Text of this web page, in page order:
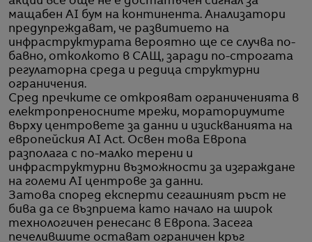
мащабен AI бум на континента. Анализатори
предупреждават, че развитието на
инфраструктурата вероятно ще се случва по-
бавно, отколкото в САЩ, заради по-строгата
регулаторна среда и редица структурни
ограничения.
Сред пречките се открояват ограниченията в
електропреносните мрежи, мораториумите
върху центровете за данни и изискванията на
европейския AI Act. Освен това Европа
разполага с по-малко терени и
инфраструктурни възможности за изграждане
на големи AI центрове за данни.
Затова според експерти сегашният ръст не
бива да се възприема като начало на широк
технологичен ренесанс в Европа. Засега
печелившите остават ограничен кръг